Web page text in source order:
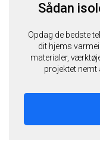
Sådan
Opdag de bedste
dit hjems
materialer,
projektet nemt